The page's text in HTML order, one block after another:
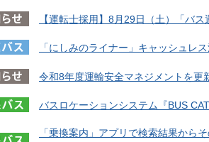
【運転士採用】8月29日（土）「バ
「にしみのライナー」キャッシュレ
令和8年度運輸安全マネジメントを更
バスロケーションシステム『BUS
「乗換案内」アプリで検索結果から